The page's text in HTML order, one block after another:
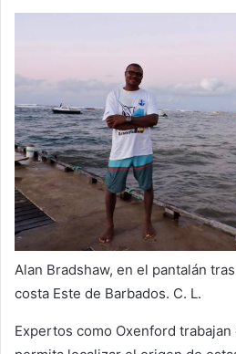
Alan Bradshaw, en el pantalán
costa Este de Barbados. C. L.
Expertos como Oxenford